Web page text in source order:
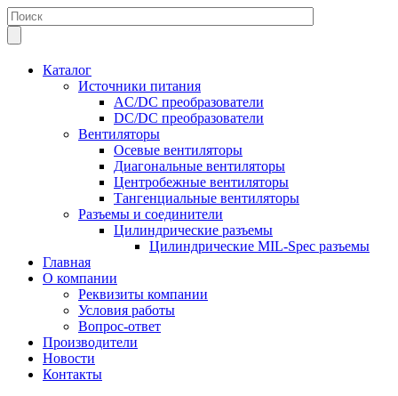
Каталог
Источники питания
AC/DC преобразователи
DC/DC преобразователи
Вентиляторы
Осевые вентиляторы
Диагональные вентиляторы
Центробежные вентиляторы
Тангенциальные вентиляторы
Разъемы и соединители
Цилиндрические разъемы
Цилиндрические MIL-Spec разъемы
Главная
О компании
Реквизиты компании
Условия работы
Вопрос-ответ
Производители
Новости
Контакты